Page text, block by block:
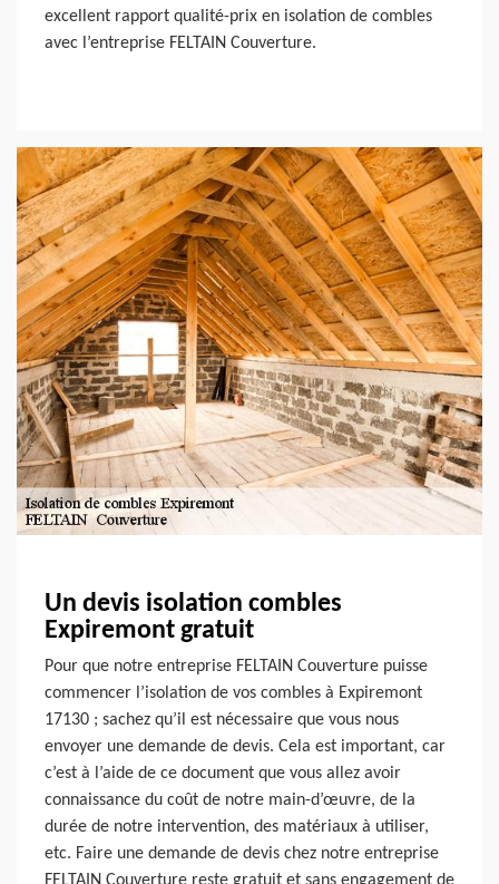
excellent rapport qualité-prix en isolation de combles
avec l’entreprise FELTAIN Couverture.
Un devis isolation combles
Expiremont gratuit
Pour que notre entreprise FELTAIN Couverture puisse
commencer l’isolation de vos combles à Expiremont
17130 ; sachez qu’il est nécessaire que vous nous
envoyer une demande de devis. Cela est important, car
c’est à l’aide de ce document que vous allez avoir
connaissance du coût de notre main-d’œuvre, de la
durée de notre intervention, des matériaux à utiliser,
etc. Faire une demande de devis chez notre entreprise